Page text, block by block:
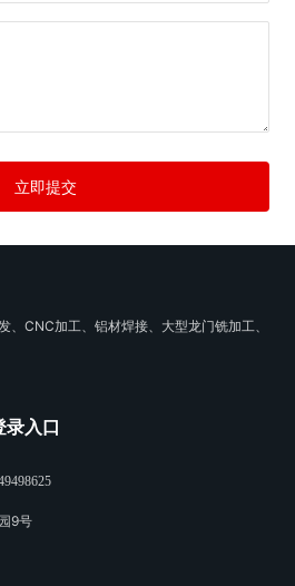
立即提交
、CNC加工、铝材焊接、大型龙门铣加工、
录入口
9号